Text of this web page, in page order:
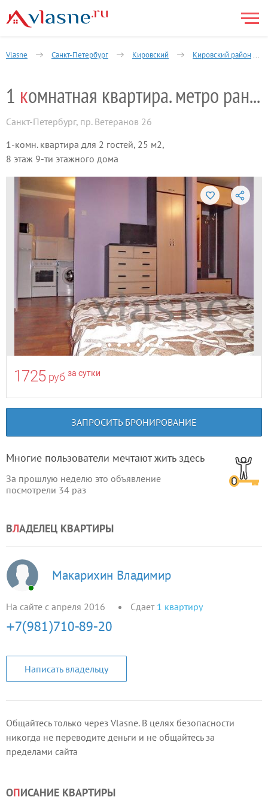
Vlasne Санкт-Петербург Кировский Кировский район
1 комнатная квартира. метро ранов
Санкт-Петербург, пр. Ветеранов 26
1-комн. квартира для 2 гостей, 25 м2,
8 этаж 9-ти этажного дома
1725 руб за сутки
ЗАПРОСИТЬ БРОНИРОВАНИЕ
Многие пользователи мечтают жить здесь
За прошлую неделю это объявление
посмотрели 34 раз
ВЛАДЕЛЕЦ КВАРТИРЫ
Макарихин Владимир
На сайте с апреля 2016 Сдает 1 квартиру
Написать владельцу
Общайтесь только через Vlasne. В целях безопасности
никогда не переводите деньги и не общайтесь за
пределами сайта
ОПИСАНИЕ КВАРТИРЫ